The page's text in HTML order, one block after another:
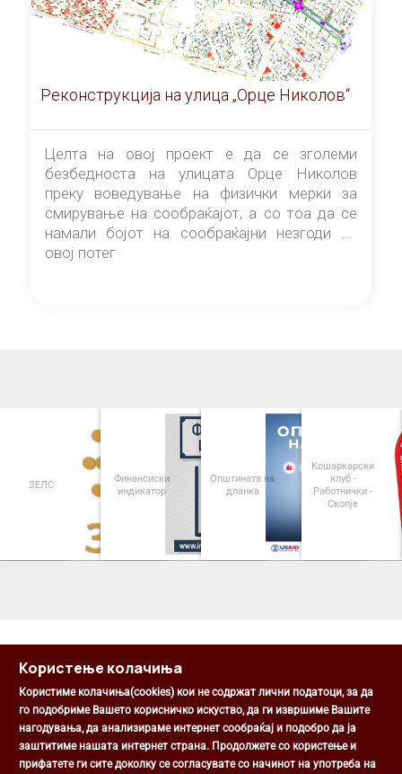
Реконструкција на улица „Орце Николов“
Целта на овој проект е да се зголеми
безбедноста на улицата Орце Николов
преку воведување на физички мерки за
смирување на сообраќајот, а со тоа да се
намали бојот на сообраќајни незгоди на
овој потег
ЗЕЛС
Финансиски
индикатор
Општината на
дланка
Кошаркарски
клуб -
Работнички -
Скопје
Општина Центар
Михаил Цоков бр. 1, Скопје
Користење колачиња
Користиме колачиња(cookies) кои не содржат лични податоци, за да
го подобриме Вашето корисничко искуство, да ги извршиме Вашите
нагодувања, да анализираме интернет сообраќај и подобро да ја
заштитиме нашата интернет страна. Продолжете со користење и
прифатете ги сите доколку се согласувате со начинот на употреба на